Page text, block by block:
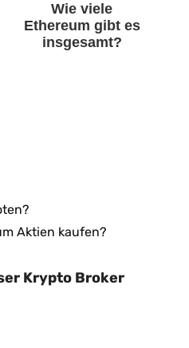
Wie viele
Ethereum gibt es
insgesamt?
Aktien kaufen?
Krypto Broker